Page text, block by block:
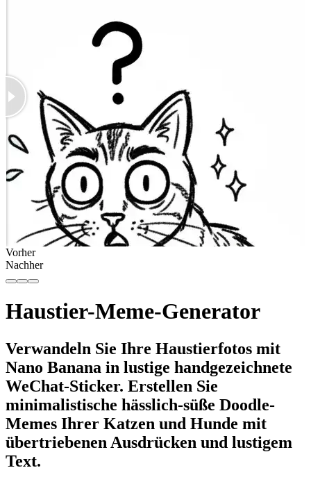
Vorher
Nachher
Haustier-Meme-Generator
Verwandeln Sie Ihre Haustierfotos mit
Nano Banana in lustige handgezeichnete
WeChat-Sticker. Erstellen Sie
minimalistische hässlich-süße Doodle-
Memes Ihrer Katzen und Hunde mit
übertriebenen Ausdrücken und lustigem
Text.